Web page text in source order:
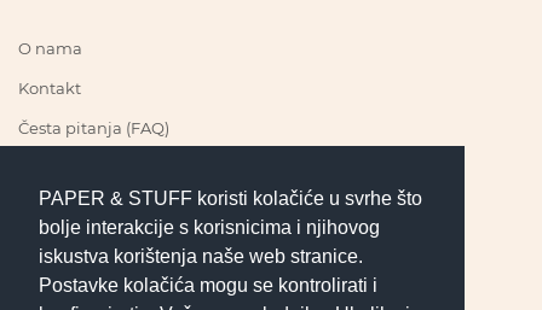
PAPER & STUFF koristi kolačiće u svrhe što
bolje interakcije s korisnicima i njihovog
iskustva korištenja naše web stranice.
Postavke kolačića mogu se kontrolirati i
O nama
Kontakt
Česta pitanja (FAQ)
PRATI NAS